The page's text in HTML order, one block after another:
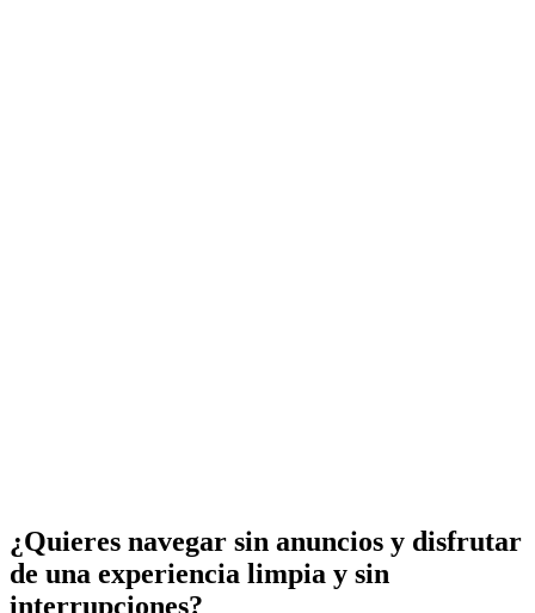
¿Quieres navegar sin anuncios y disfrutar
de una experiencia limpia y sin
interrupciones?